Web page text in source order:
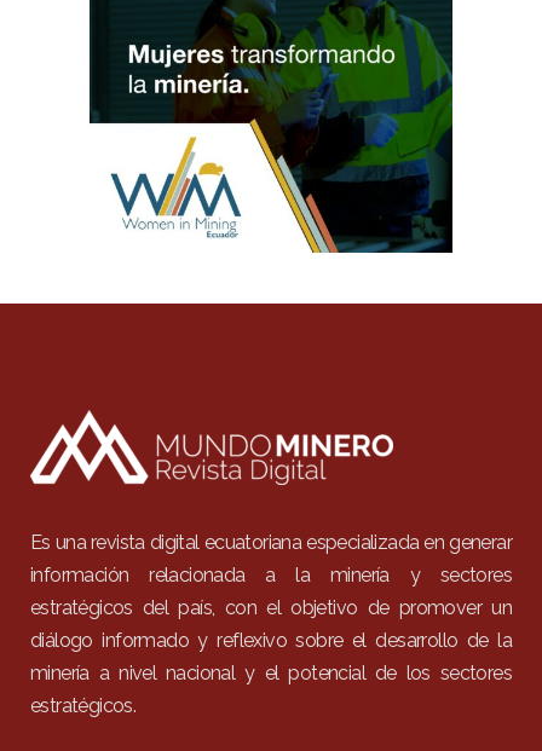
Es una revista digital ecuatoriana especializada en generar
información relacionada a la minería y sectores
estratégicos del país, con el objetivo de promover un
diálogo informado y reflexivo sobre el desarrollo de la
minería a nivel nacional y el potencial de los sectores
estratégicos.